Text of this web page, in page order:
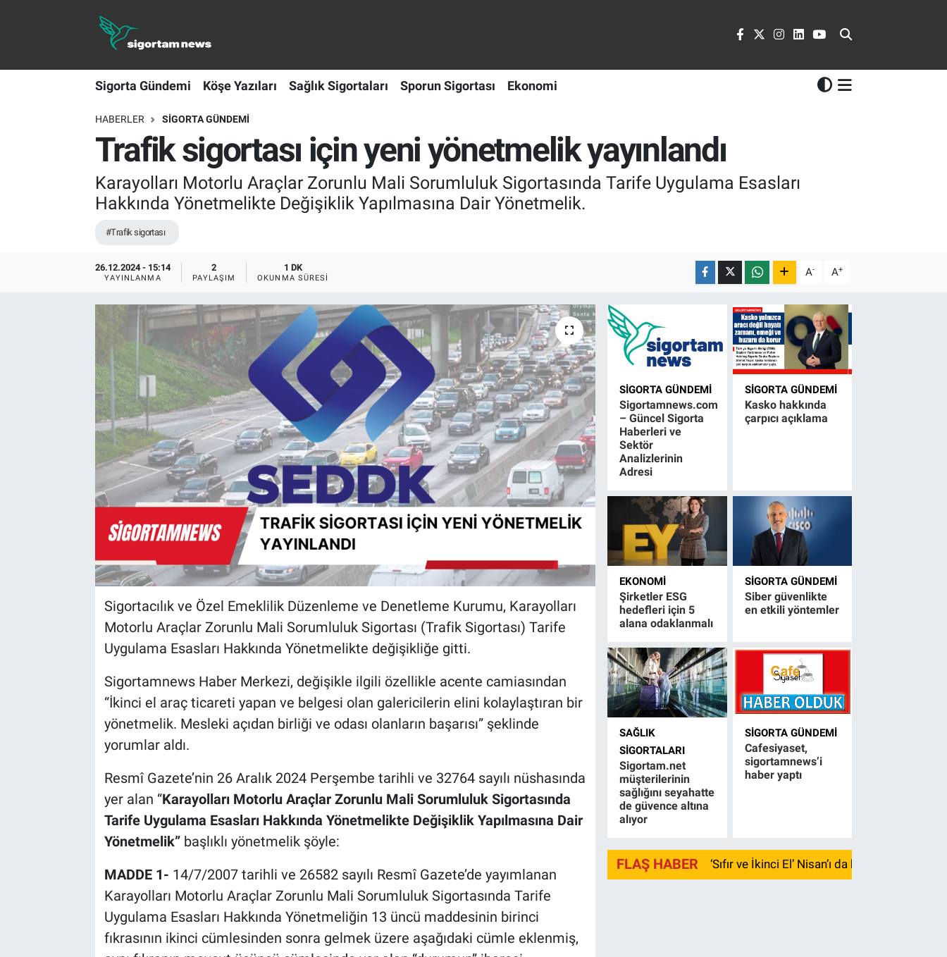
Sigorta Gündemi Köşe Yazıları Sağlık Sigortaları Sporun Sigortası Ekonomi
HABERLER SIGORTA GÜNDEMI
Trafik sigortası için yeni yönetmelik yayınlandı
Karayolları Motorlu Araçlar Zorunlu Mali Sorumluluk Sigortasında Tarife Uygulama Esasları
Hakkında Yönetmelikte Değişiklik Yapılmasına Dair Yönetmelik.
#Trafik sigortası
26.12.2024 - 15:14
YAYINLANMA
2
PAYLAŞIM
1 DK
OKUNMA SÜRESI A- A+
Sigortacılık ve Özel Emeklilik Düzenleme ve Denetleme Kurumu, Karayolları
Motorlu Araçlar Zorunlu Mali Sorumluluk Sigortası (Trafik Sigortası) Tarife
Uygulama Esasları Hakkında Yönetmelikte değişikliğe gitti.
Sigortamnews Haber Merkezi, değişikle ilgili özellikle acente camiasından
“İkinci el araç ticareti yapan ve belgesi olan galericilerin elini kolaylaştıran bir
yönetmelik. Mesleki açıdan birliği ve odası olanların başarısı” şeklinde
yorumlar aldı.
Resmî Gazete’nin 26 Aralık 2024 Perşembe tarihli ve 32764 sayılı nüshasında
yer alan “Karayolları Motorlu Araçlar Zorunlu Mali Sorumluluk Sigortasında
Tarife Uygulama Esasları Hakkında Yönetmelikte Değişiklik Yapılmasına Dair
Yönetmelik” başlıklı yönetmelik şöyle:
MADDE 1- 14/7/2007 tarihli ve 26582 sayılı Resmî Gazete’de yayımlanan
Karayolları Motorlu Araçlar Zorunlu Mali Sorumluluk Sigortasında Tarife
Uygulama Esasları Hakkında Yönetmeliğin 13 üncü maddesinin birinci
fıkrasının ikinci cümlesinden sonra gelmek üzere aşağıdaki cümle eklenmiş,
SIGORTA GÜNDEMI
Sigortamnews.com
– Güncel Sigorta
Haberleri ve
Sektör
Analizlerinin
Adresi
SIGORTA GÜNDEMI
Kasko hakkında
çarpıcı açıklama
EKONOMI
Şirketler ESG
hedefleri için 5
alana odaklanmalı
SIGORTA GÜNDEMI
Siber güvenlikte
en etkili yöntemler
SAĞLIK
SIGORTALARI
Sigortam.net
müşterilerinin
sağlığını seyahatte
de güvence altına
alıyor
SIGORTA GÜNDEMI
Cafesiyaset,
sigortamnews’i
haber yaptı
FLAŞ HABER ‘Sıfır ve İkinci El’ Nisan’ı da kayıpla kapadı
Sigorta Gündemi
Köşe Yazıları
Sağlık Sigortaları
Sporun Sigortası